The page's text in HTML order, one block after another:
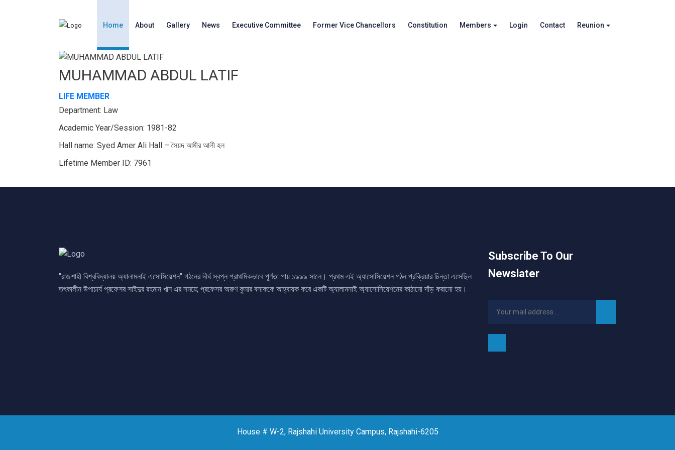
Home About Gallery News Executive Committee Former Vice Chancellors Constitution Members Login Contact Reunion
MUHAMMAD ABDUL LATIF
LIFE MEMBER
Department: Law
Academic Year/Session: 1981-82
Hall name: Syed Amer Ali Hall – সৈয়দ আমীর আলী হল
Lifetime Member ID: 7961
"রাজশাহী বিশ্ববিদ্যালয় অ্যালামনাই এসোসিয়েশন" গঠনের দীর্ঘ স্বপ্ন প্রাথমিকভাবে পূর্ণতা পায় ১৯৯৯ সালে। প্রথম এই অ্যাসোসিয়েশন গঠন প্রক্রিয়ার চিন্তা এসেছিল
তৎকালীন উপাচার্য প্রফেসর সাইদুর রহমান খান এর সময়ে; প্রফেসর অরুণ কুমার বসাককে আহ্বায়ক করে একটি অ্যালামনাই অ্যাসোসিয়েশনের কাঠামো দাঁড় করানো হয়।
Subscribe To Our
Newslater
House # W-2, Rajshahi University Campus, Rajshahi-6205